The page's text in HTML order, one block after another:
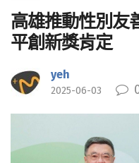
高雄推動性別
平創新獎肯定
yeh
2025-06-03